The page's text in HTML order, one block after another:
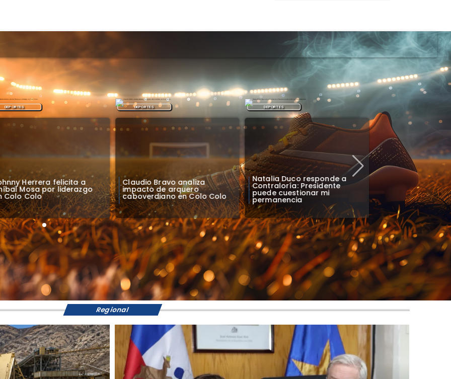
Herrera felicita a
Mosa por liderazgo
Colo Colo
DEPORTES
Claudio Bravo analiza
impacto de arquero
caboverdiano en Colo Colo
DEPORTES
Natalia Duco responde a
Contraloría: Presidente
puede cuestionar mi
permanencia
DEPORTES
Colo Colo
para bienvenida
en el Monumental
Regional